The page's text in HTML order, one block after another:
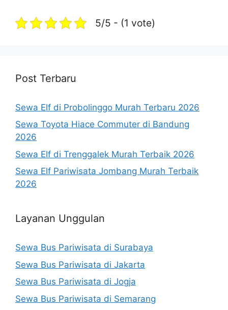
5/5 - (1 vote)
Post Terbaru
Sewa Elf di Probolinggo Murah Terbaru 2026
Sewa Toyota Hiace Commuter di Bandung
2026
Sewa Elf di Trenggalek Murah Terbaik 2026
Sewa Elf Pariwisata Jombang Murah Terbaik
2026
Layanan Unggulan
Sewa Bus Pariwisata di Surabaya
Sewa Bus Pariwisata di Jakarta
Sewa Bus Pariwisata di Jogja
Sewa Bus Pariwisata di Semarang